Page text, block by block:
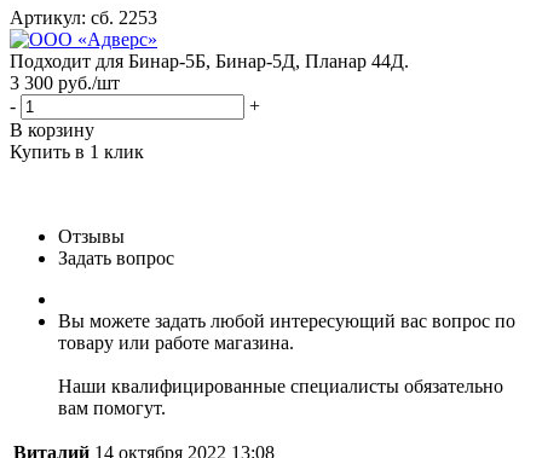
Артикул: сб. 2253
Подходит для Бинар-5Б, Бинар-5Д, Планар 44Д.
3 300 руб./шт
-
+
В корзину
Купить в 1 клик
Отзывы
Задать вопрос
Вы можете задать любой интересующий вас вопрос по
товару или работе магазина.
Наши квалифицированные специалисты обязательно
вам помогут.
Виталий 14 октября 2022 13:08